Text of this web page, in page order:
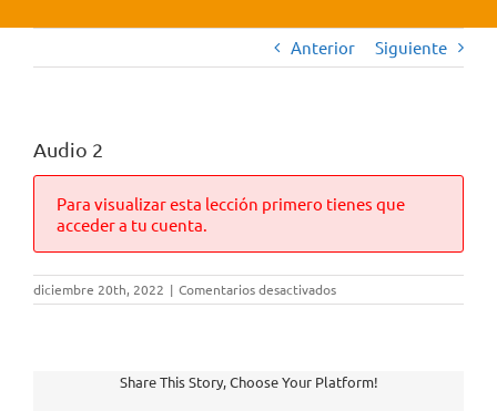
Anterior Siguiente
Audio 2
Para visualizar esta lección primero tienes que
acceder a tu cuenta.
diciembre 20th, 2022 | Comentarios desactivadosen
Audio
Share This Story, Choose Your Platform!